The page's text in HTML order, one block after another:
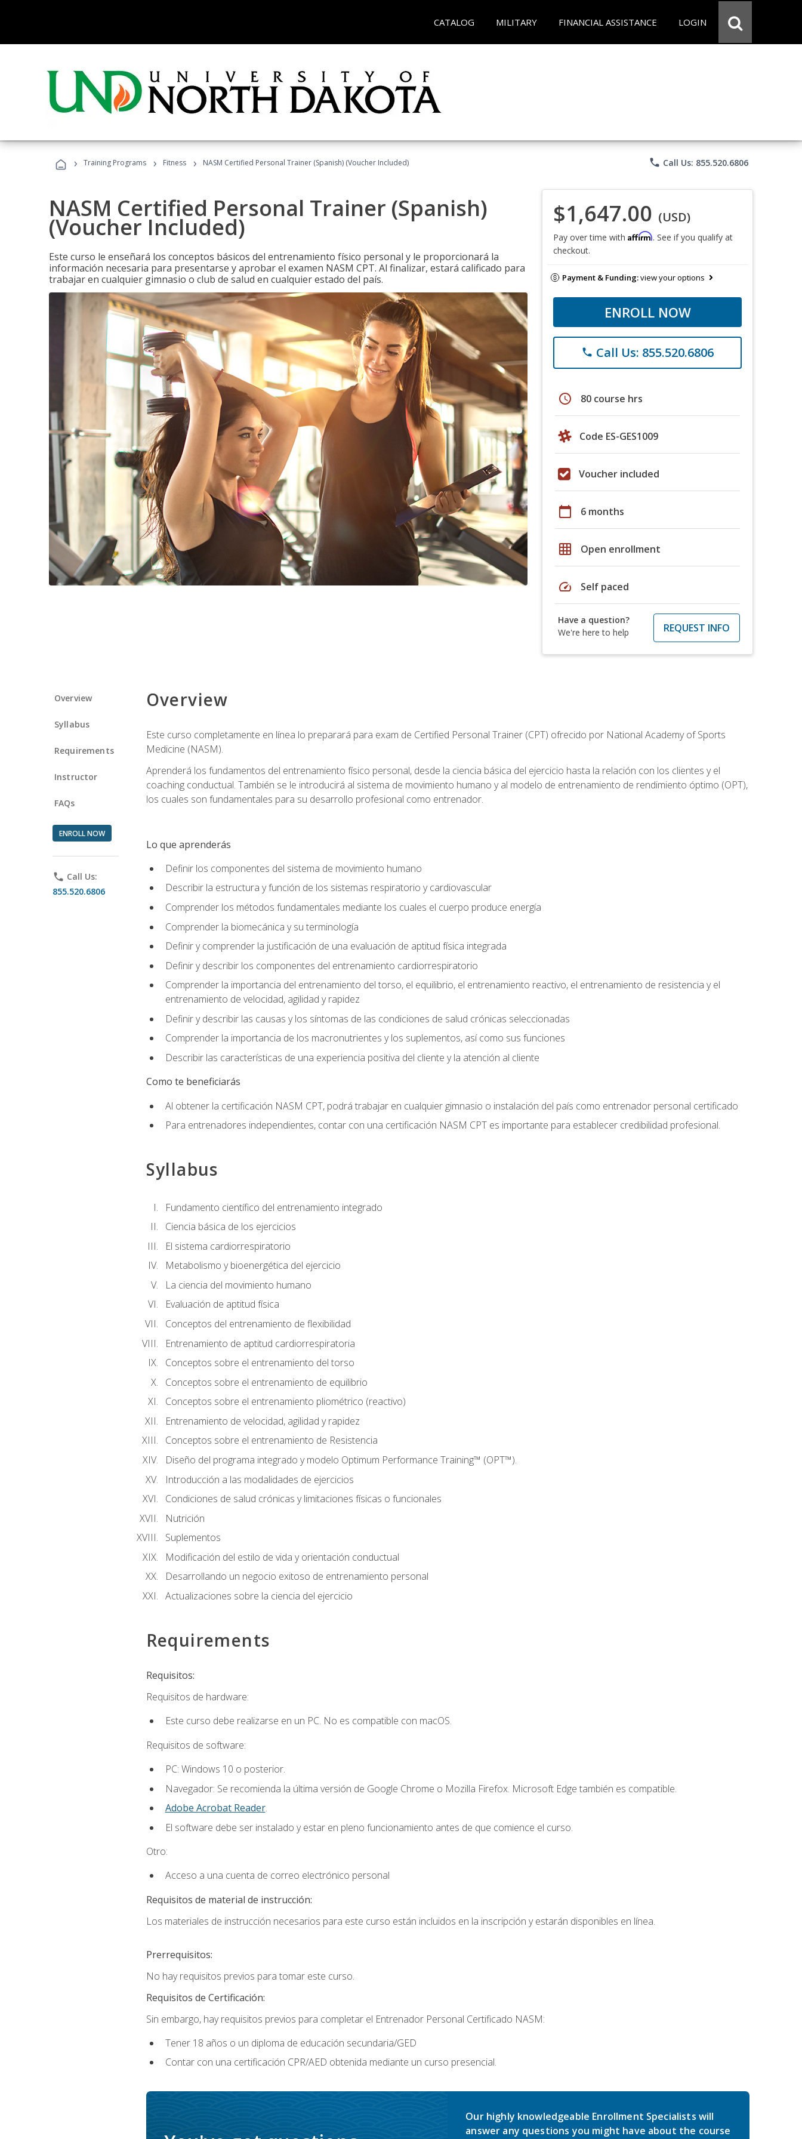
CATALOG MILITARY FINANCIAL ASSISTANCE LOGIN
› Training Programs › Fitness › NASM Certified Personal Trainer (Spanish) (Voucher Included) phone Call Us: 855.520.6806
NASM Certified Personal Trainer (Spanish)
(Voucher Included)
Este curso le enseñará los conceptos básicos del entrenamiento físico personal y le proporcionará la
información necesaria para presentarse y aprobar el examen NASM CPT. Al finalizar, estará calificado para
trabajar en cualquier gimnasio o club de salud en cualquier estado del país.
$1,647.00 (USD)
Pay over time with Affirm. See if you qualify at
checkout.
Payment & Funding:view your options
ENROLL NOW
phone Call Us: 855.520.6806
schedule 80 course hrs
Code ES-GES1009
Voucher included
calendar_today 6 months
grid_on Open enrollment
speed Self paced
Have a question?
We're here to help
REQUEST INFO
Overview
Syllabus
Requirements
Instructor
FAQs
ENROLL NOW
phone Call Us:
855.520.6806
Overview
Este curso completamente en línea lo preparará para exam de Certified Personal Trainer (CPT) ofrecido por National Academy of Sports
Medicine (NASM).
Aprenderá los fundamentos del entrenamiento físico personal, desde la ciencia básica del ejercicio hasta la relación con los clientes y el
coaching conductual. También se le introducirá al sistema de movimiento humano y al modelo de entrenamiento de rendimiento óptimo (OPT),
los cuales son fundamentales para su desarrollo profesional como entrenador.
Lo que aprenderás
Definir los componentes del sistema de movimiento humano
Describir la estructura y función de los sistemas respiratorio y cardiovascular
Comprender los métodos fundamentales mediante los cuales el cuerpo produce energía
Comprender la biomecánica y su terminología
Definir y comprender la justificación de una evaluación de aptitud física integrada
Definir y describir los componentes del entrenamiento cardiorrespiratorio
Comprender la importancia del entrenamiento del torso, el equilibrio, el entrenamiento reactivo, el entrenamiento de resistencia y el
entrenamiento de velocidad, agilidad y rapidez
Definir y describir las causas y los síntomas de las condiciones de salud crónicas seleccionadas
Comprender la importancia de los macronutrientes y los suplementos, así como sus funciones
Describir las características de una experiencia positiva del cliente y la atención al cliente
Como te beneficiarás
Al obtener la certificación NASM CPT, podrá trabajar en cualquier gimnasio o instalación del país como entrenador personal certificado
Para entrenadores independientes, contar con una certificación NASM CPT es importante para establecer credibilidad profesional.
Syllabus
Fundamento científico del entrenamiento integrado
Ciencia básica de los ejercicios
El sistema cardiorrespiratorio
Metabolismo y bioenergética del ejercicio
La ciencia del movimiento humano
Evaluación de aptitud física
Conceptos del entrenamiento de flexibilidad
Entrenamiento de aptitud cardiorrespiratoria
Conceptos sobre el entrenamiento del torso
Conceptos sobre el entrenamiento de equilibrio
Conceptos sobre el entrenamiento pliométrico (reactivo)
Entrenamiento de velocidad, agilidad y rapidez
Conceptos sobre el entrenamiento de Resistencia
Diseño del programa integrado y modelo Optimum Performance Training™ (OPT™).
Introducción a las modalidades de ejercicios
Condiciones de salud crónicas y limitaciones físicas o funcionales
Nutrición
Suplementos
Modificación del estilo de vida y orientación conductual
Desarrollando un negocio exitoso de entrenamiento personal
Actualizaciones sobre la ciencia del ejercicio
Requirements
Requisitos:
Requisitos de hardware:
Este curso debe realizarse en un PC. No es compatible con macOS.
Requisitos de software:
PC: Windows 10 o posterior.
Navegador: Se recomienda la última versión de Google Chrome o Mozilla Firefox. Microsoft Edge también es compatible.
Adobe Acrobat Reader.
El software debe ser instalado y estar en pleno funcionamiento antes de que comience el curso.
Otro:
Acceso a una cuenta de correo electrónico personal
Requisitos de material de instrucción:
Los materiales de instrucción necesarios para este curso están incluidos en la inscripción y estarán disponibles en línea.
Prerrequisitos:
No hay requisitos previos para tomar este curso.
Requisitos de Certificación:
Sin embargo, hay requisitos previos para completar el Entrenador Personal Certificado NASM:
Tener 18 años o un diploma de educación secundaria/GED
Contar con una certificación CPR/AED obtenida mediante un curso presencial.
Our highly knowledgeable Enrollment Specialists will
answer any questions you might have about the course